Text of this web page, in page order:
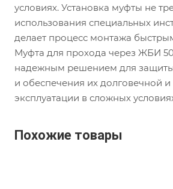
условиях. Установка муфты не
использования специальных
делает процесс монтажа
Муфта для прохода через ЖБИ
надежным решением для
и обеспечения их долговечной
эксплуатации в сложных
Похожие товары